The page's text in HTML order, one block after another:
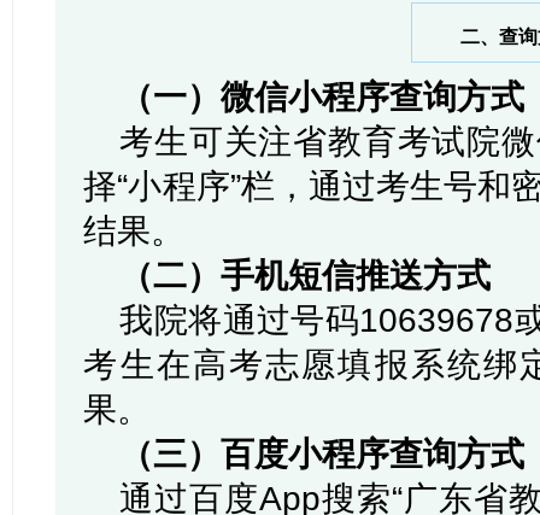
二、查
（一）微信小程序查询方式
考生可关注省教育考试院
择“小程序”栏，通过考生号和
结果。
（二）手机短信推送方式
我院将通过号码10639678
考生在高考志愿填报系统绑
果。
（三）百度小程序查询方式
通过百度App搜索“广东省